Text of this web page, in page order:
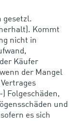
gesetzl.
Kommt
nicht in
Käufer
der Mangel
Folgeschäden,
und
es sich